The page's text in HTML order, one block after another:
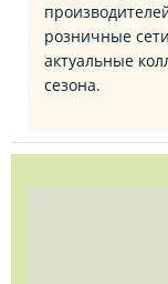
розничные
актуальные
сезона.